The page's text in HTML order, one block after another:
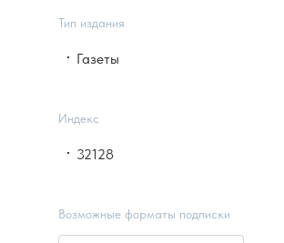
Тип издания
Газеты
Индекс
32128
Возможные форматы подписки